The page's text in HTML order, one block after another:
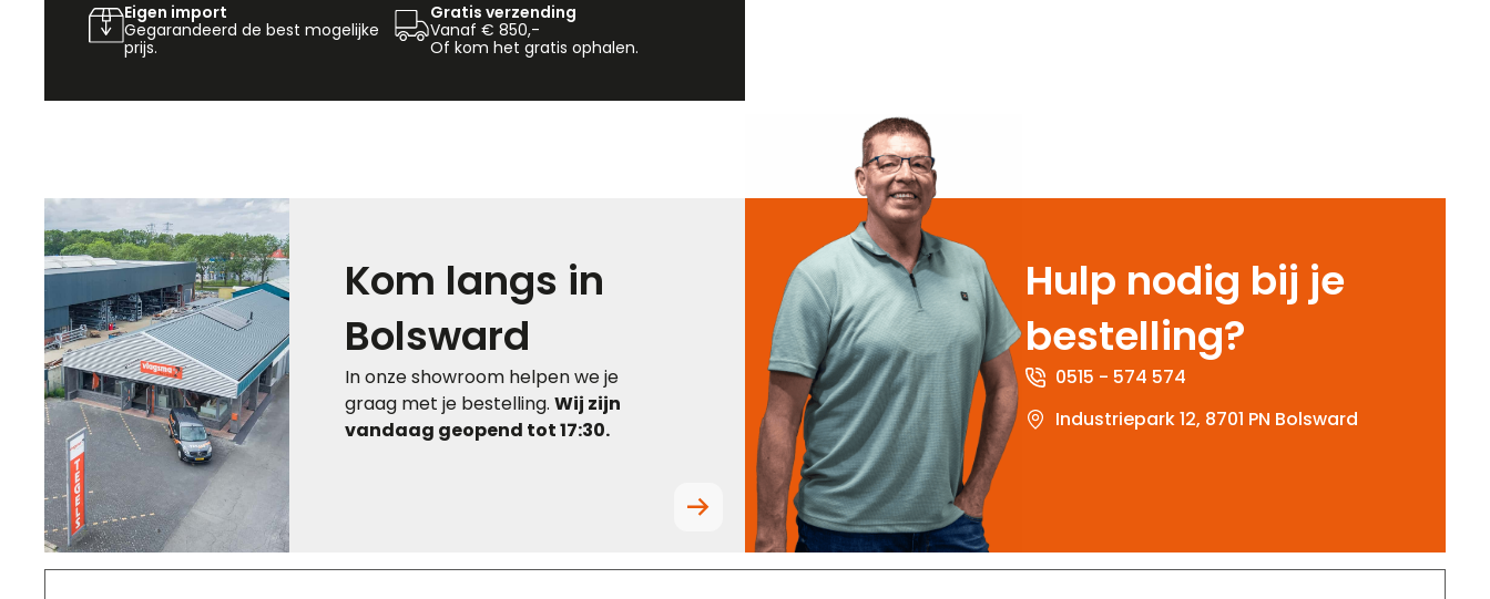
Eigen import
Gegarandeerd de best mogelijke
prijs.
Gratis verzending
Vanaf € 850,-
Of kom het gratis ophalen.
Kom langs in
Bolsward
In onze showroom helpen we je
graag met je bestelling.Wij zijn
vandaag geopend tot 17:30.
Hulp nodig bij je
bestelling?
0515 - 574 574
Industriepark 12, 8701 PN Bolsward